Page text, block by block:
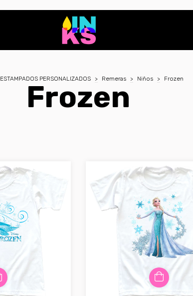
ESTAMPADOS PERSONALIZADOS > Remeras > Niños > Frozen
Frozen